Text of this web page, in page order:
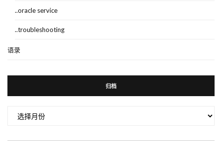
..oracle service
..troubleshooting
语录
归档